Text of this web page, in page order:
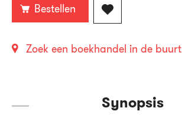
Bestellen
Zoek een boekhandel in de buurt
Synopsis